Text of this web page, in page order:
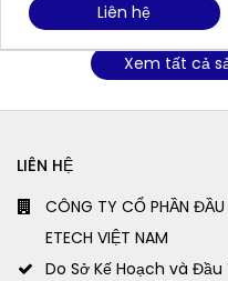
Liên hệ
Xem tất cả
LIÊN HỆ
CÔNG TY CỔ PHẦN
ETECH VIỆT NAM
Do Sở Kế Hoạch và